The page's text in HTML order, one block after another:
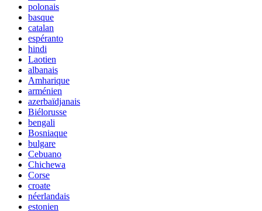
polonais
basque
catalan
espéranto
hindi
Laotien
albanais
Amharique
arménien
azerbaïdjanais
Biélorusse
bengali
Bosniaque
bulgare
Cebuano
Chichewa
Corse
croate
néerlandais
estonien